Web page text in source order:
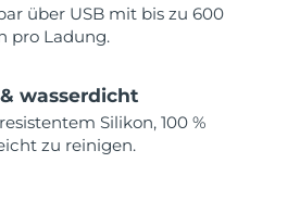
über USB mit bis zu 600
pro Ladung.
wasserdicht
Silikon, 100 %
zu reinigen.